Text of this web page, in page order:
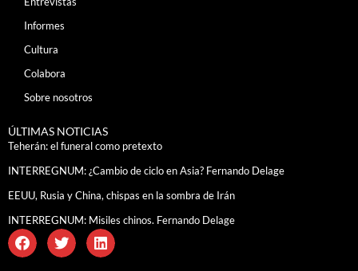
Informes
Cultura
Colabora
Sobre nosotros
ÚLTIMAS NOTICIAS
Teherán: el funeral como pretexto
INTERREGNUM: ¿Cambio de ciclo en Asia? Fernando Delage
EEUU, Rusia y China, chispas en la sombra de Irán
INTERREGNUM: Misiles chinos. Fernando Delage